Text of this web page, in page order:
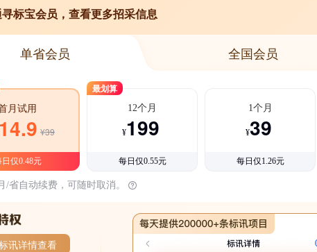
标宝会员，查看更多招采信息
单省会员 全国会员
月试用
14.9 ¥39
日仅0.48元
最划算
12个月
¥199
每日仅0.55元
1个月
¥39
每日仅1.26元
/省自动续费，可随时取消。
讯详情查看